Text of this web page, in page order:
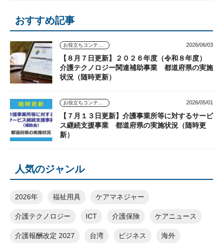
おすすめ記事
お役立ちコンテンツ 2026/06/03
【８月７日更新】２０２６年度（令和８年度）
介護テクノロジー関連補助事業 都道府県の実施
状況（随時更新）
お役立ちコンテンツ 2026/05/01
【７月１３日更新】介護事業所等に対するサービ
ス継続支援事業 都道府県の実施状況（随時更
新）
人気のジャンル
2026年 福祉用具 ケアマネジャー
介護テクノロジー ICT 介護保険 ケアニュース
介護報酬改定 2027 台湾 ビジネス 海外